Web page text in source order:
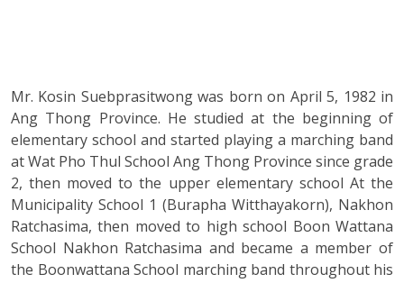
Mr. Kosin Suebprasitwong was born on April 5, 1982 in
Ang Thong Province. He studied at the beginning of
elementary school and started playing a marching band
at Wat Pho Thul School Ang Thong Province since grade
2, then moved to the upper elementary school At the
Municipality School 1 (Burapha Witthayakorn), Nakhon
Ratchasima, then moved to high school Boon Wattana
School Nakhon Ratchasima and became a member of
the Boonwattana School marching band throughout his